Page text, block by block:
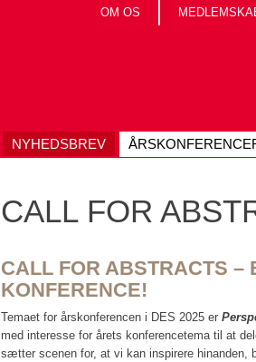
OM OS
NYHEDSBREV
CALL FOR
CALL FOR ABSTRACTS –
KONFERENCE!
Temaet for årskonferencen i DES 2025 er
med interesse for årets konferencetema til at
sætter scenen for, at vi kan inspirere hinanden,